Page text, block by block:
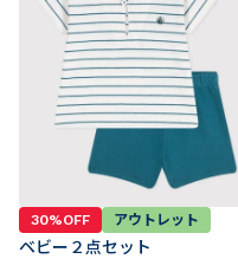
30%OFF アウトレット
ベビー２点セット